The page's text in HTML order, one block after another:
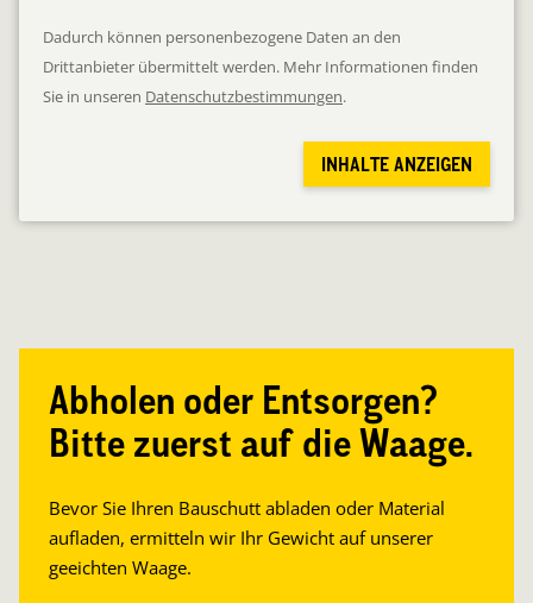
Dadurch können personenbezogene Daten an den
Drittanbieter übermittelt werden. Mehr Informationen finden
Sie in unseren Datenschutzbestimmungen.
INHALTE ANZEIGEN
Abholen oder Entsorgen?
Bitte zuerst auf die Waage.
Bevor Sie Ihren Bauschutt abladen oder Material
aufladen, ermitteln wir Ihr Gewicht auf unserer
geeichten Waage.